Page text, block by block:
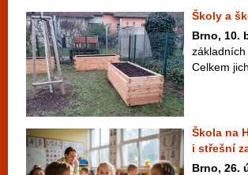
Školy a
Brno, 10.
Celkem
Škola na
i střešní
Brno, 26.